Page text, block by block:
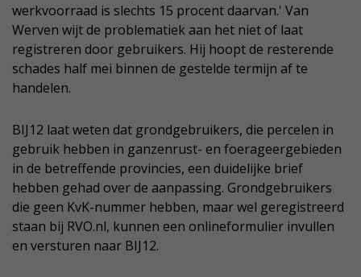
werkvoorraad is slechts 15 procent daarvan.' Van
Werven wijt de problematiek aan het niet of laat
registreren door gebruikers. Hij hoopt de resterende
schades half mei binnen de gestelde termijn af te
handelen.
BIJ12 laat weten dat grondgebruikers, die percelen in
gebruik hebben in ganzenrust- en foerageergebieden
in de betreffende provincies, een duidelijke brief
hebben gehad over de aanpassing. Grondgebruikers
die geen KvK-nummer hebben, maar wel geregistreerd
staan bij RVO.nl, kunnen een onlineformulier invullen
en versturen naar BIJ12.